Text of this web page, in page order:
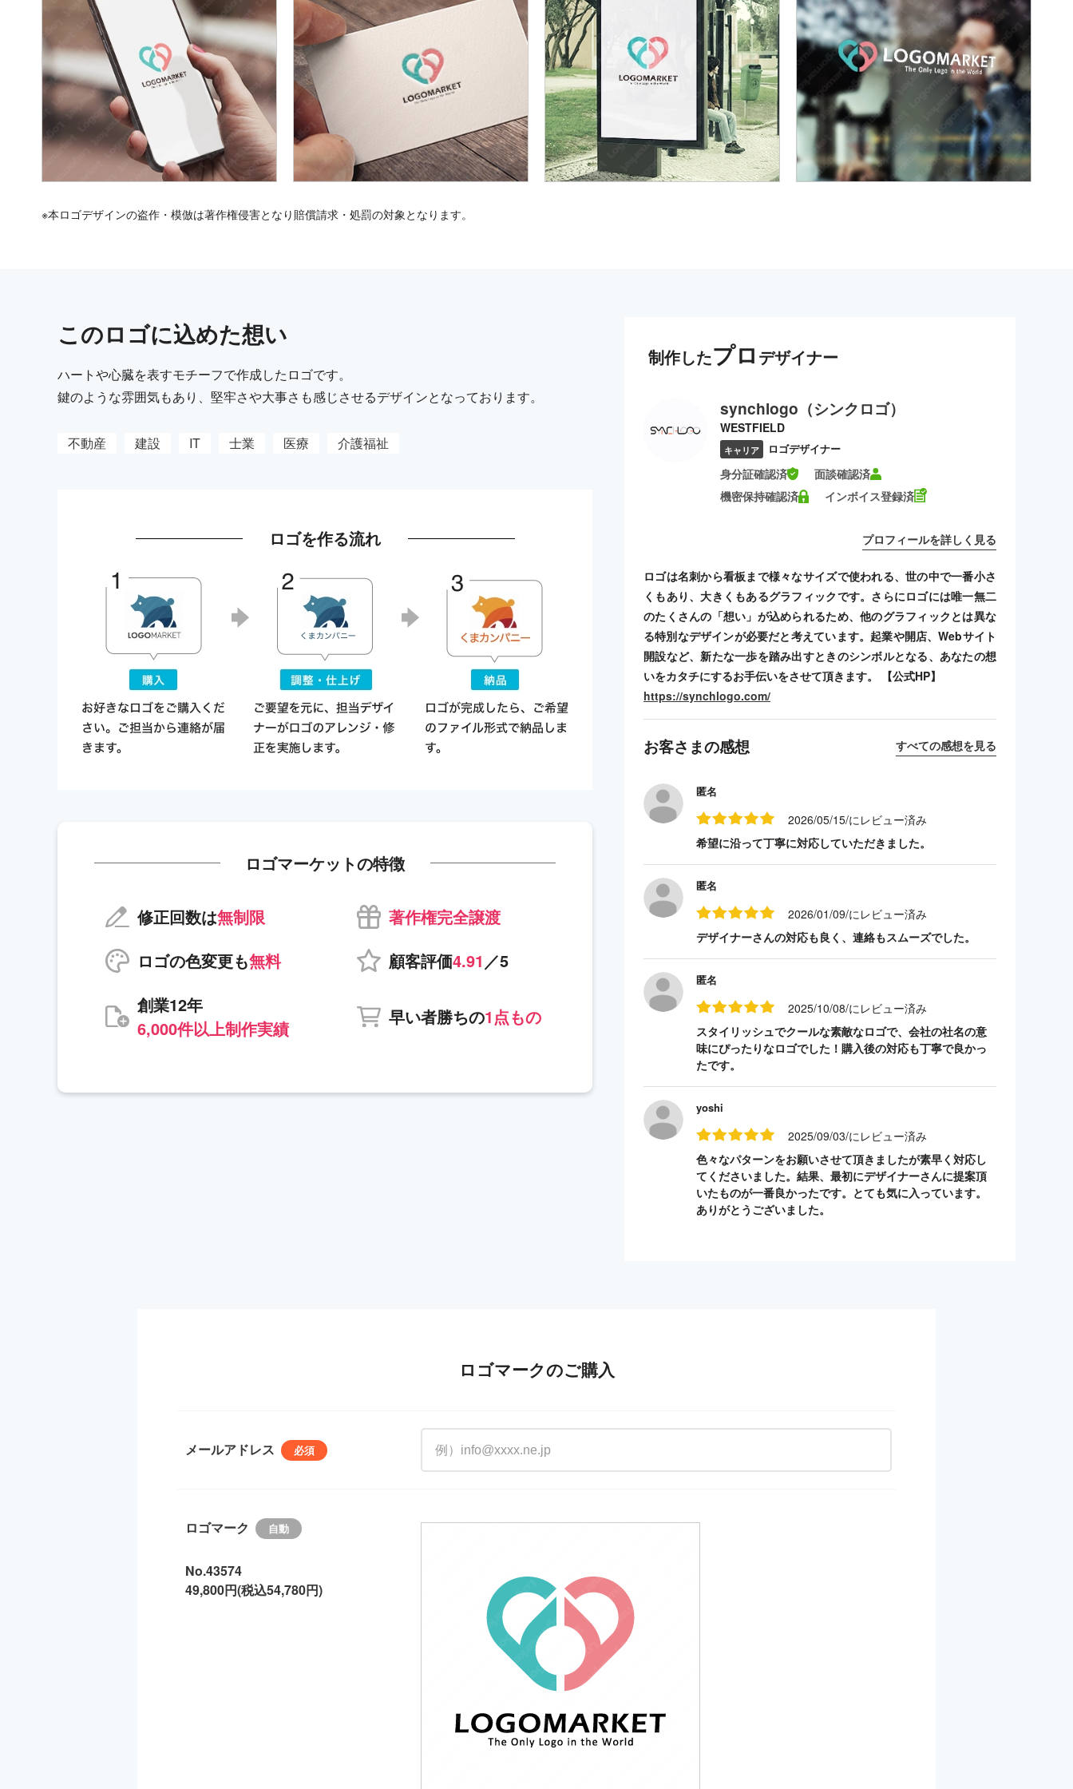
※本ロゴデザインの盗作・模倣は著作権侵害となり賠償請求・処罰の対象となります。
このロゴに込めた想い
ハートや心臓を表すモチーフで作成したロゴです。
鍵のような雰囲気もあり、堅牢さや大事さも感じさせるデザインとなっております。
不動産 建設 IT 士業 医療 介護福祉
ロゴを作る流れ
ロゴマーケットの特徴
修正回数は無制限
著作権完全譲渡
ロゴの色変更も無料 顧客評価4.91 ／5
創業12年
6,000件以上制作実績
早い者勝ちの1点もの
制作したプロ デザイナー
synchlogo（シンクロゴ）
WESTFIELD
キャリア ロゴデザイナー
身分証確認済
面談確認済
機密保持確認済
インボイス登録済
プロフィールを詳しく見る
ロゴは名刺から看板まで様々なサイズで使われる、世の中で一番小さ
くもあり、大きくもあるグラフィックです。さらにロゴには唯一無二
のたくさんの「想い」が込められるため、他のグラフィックとは異な
る特別なデザインが必要だと考えています。起業や開店、Webサイト
開設など、新たな一歩を踏み出すときのシンボルとなる、あなたの想
いをカタチにするお手伝いをさせて頂きます。 【公式HP】
https://synchlogo.com/
お客さまの感想 すべての感想を見る
匿名
2026/05/15/にレビュー済み
希望に沿って丁寧に対応していただきました。
匿名
2026/01/09/にレビュー済み
デザイナーさんの対応も良く、連絡もスムーズでした。
匿名
2025/10/08/にレビュー済み
スタイリッシュでクールな素敵なロゴで、会社の社名の意
味にぴったりなロゴでした！購入後の対応も丁寧で良かっ
たです。
yoshi
2025/09/03/にレビュー済み
色々なパターンをお願いさせて頂きましたが素早く対応し
てくださいました。結果、最初にデザイナーさんに提案頂
いたものが一番良かったです。とても気に入っています。
ありがとうございました。
ロゴマークのご購入
メールアドレス
ロゴマーク
No.43574
49,800円(税込54,780円)